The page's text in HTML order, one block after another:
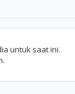
untuk saat ini.